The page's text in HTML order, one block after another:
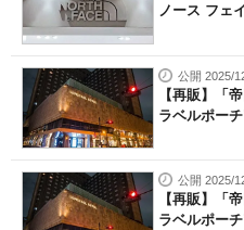
エネルギーの専門メディア
建設×テクノロジーの最前線
ちょっと気になるネットの話題
ノース フェ
公開 2025/
【再販】「
ラベルポー
公開 2025/
【再販】「
ラベルポー